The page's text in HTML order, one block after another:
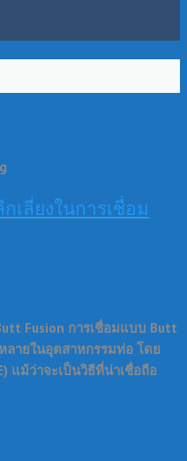
ลี่ยงในการเชื่อม
Fusion การเชื่อมแบบ Butt
ลายในอุตสาหกรรมท่อ โดย
แม้ว่าจะเป็นวิธีที่น่าเชื่อถือ